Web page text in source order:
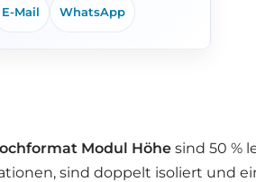
E-Mail WhatsApp
Modul Höhe sind 50 %
sind doppelt isoliert und